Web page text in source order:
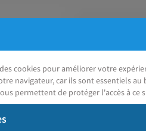
cookies pour améliorer votre
navigateur, car ils sont essentiels
permettent de protéger l'accès à ce